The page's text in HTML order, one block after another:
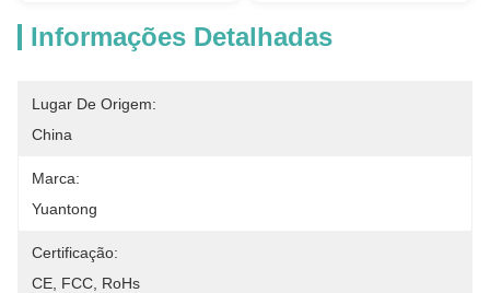
Informações Detalhadas
Lugar De Origem:
China
Marca:
Yuantong
Certificação:
CE, FCC, RoHs